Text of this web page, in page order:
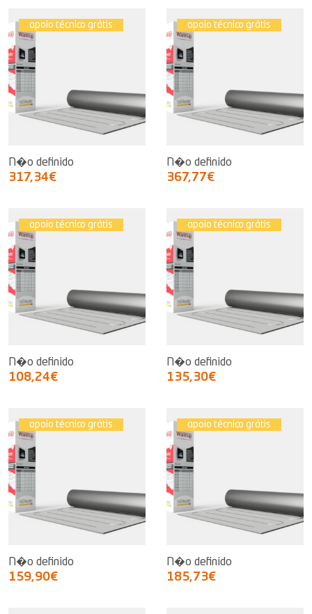
apoio técnico grátis
N�o definido
317,34€
apoio técnico grátis
N�o definido
367,77€
apoio técnico grátis
N�o definido
108,24€
apoio técnico grátis
N�o definido
135,30€
apoio técnico grátis
N�o definido
159,90€
apoio técnico grátis
N�o definido
185,73€